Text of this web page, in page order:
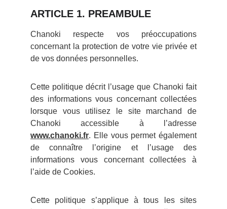
ARTICLE 1. PREAMBULE
Chanoki respecte vos préoccupations
concernant la protection de votre vie privée et
de vos données personnelles.
Cette politique décrit l’usage que Chanoki fait
des informations vous concernant collectées
lorsque vous utilisez le site marchand de
Chanoki accessible à l’adresse
www.chanoki.fr. Elle vous permet également
de connaître l’origine et l’usage des
informations vous concernant collectées à
l’aide de Cookies.
Cette politique s’applique à tous les sites